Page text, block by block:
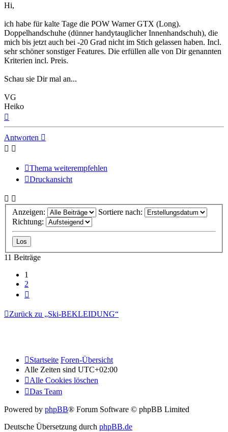
Hi,
ich habe für kalte Tage die POW Warner GTX (Long).
Doppelhandschuhe (dünner handytauglicher Innenhandschuh), die
mich bis jetzt auch bei -20 Grad nicht im Stich gelassen haben. Incl.
sehr schöner sonstiger Features. Die erfüllen alle von Dir genannten
Kriterien incl. Preis.
Schau sie Dir mal an...
VG
Heiko
Antworten
Thema weiterempfehlen
Druckansicht
Anzeigen:
Sortiere nach:
Richtung:
11 Beiträge
1
2
Zurück zu „Ski-BEKLEIDUNG“
Startseite Foren-Übersicht
Alle Zeiten sind UTC+02:00
Alle Cookies löschen
Das Team
Powered by phpBB® Forum Software © phpBB Limited
Deutsche Übersetzung durch phpBB.de